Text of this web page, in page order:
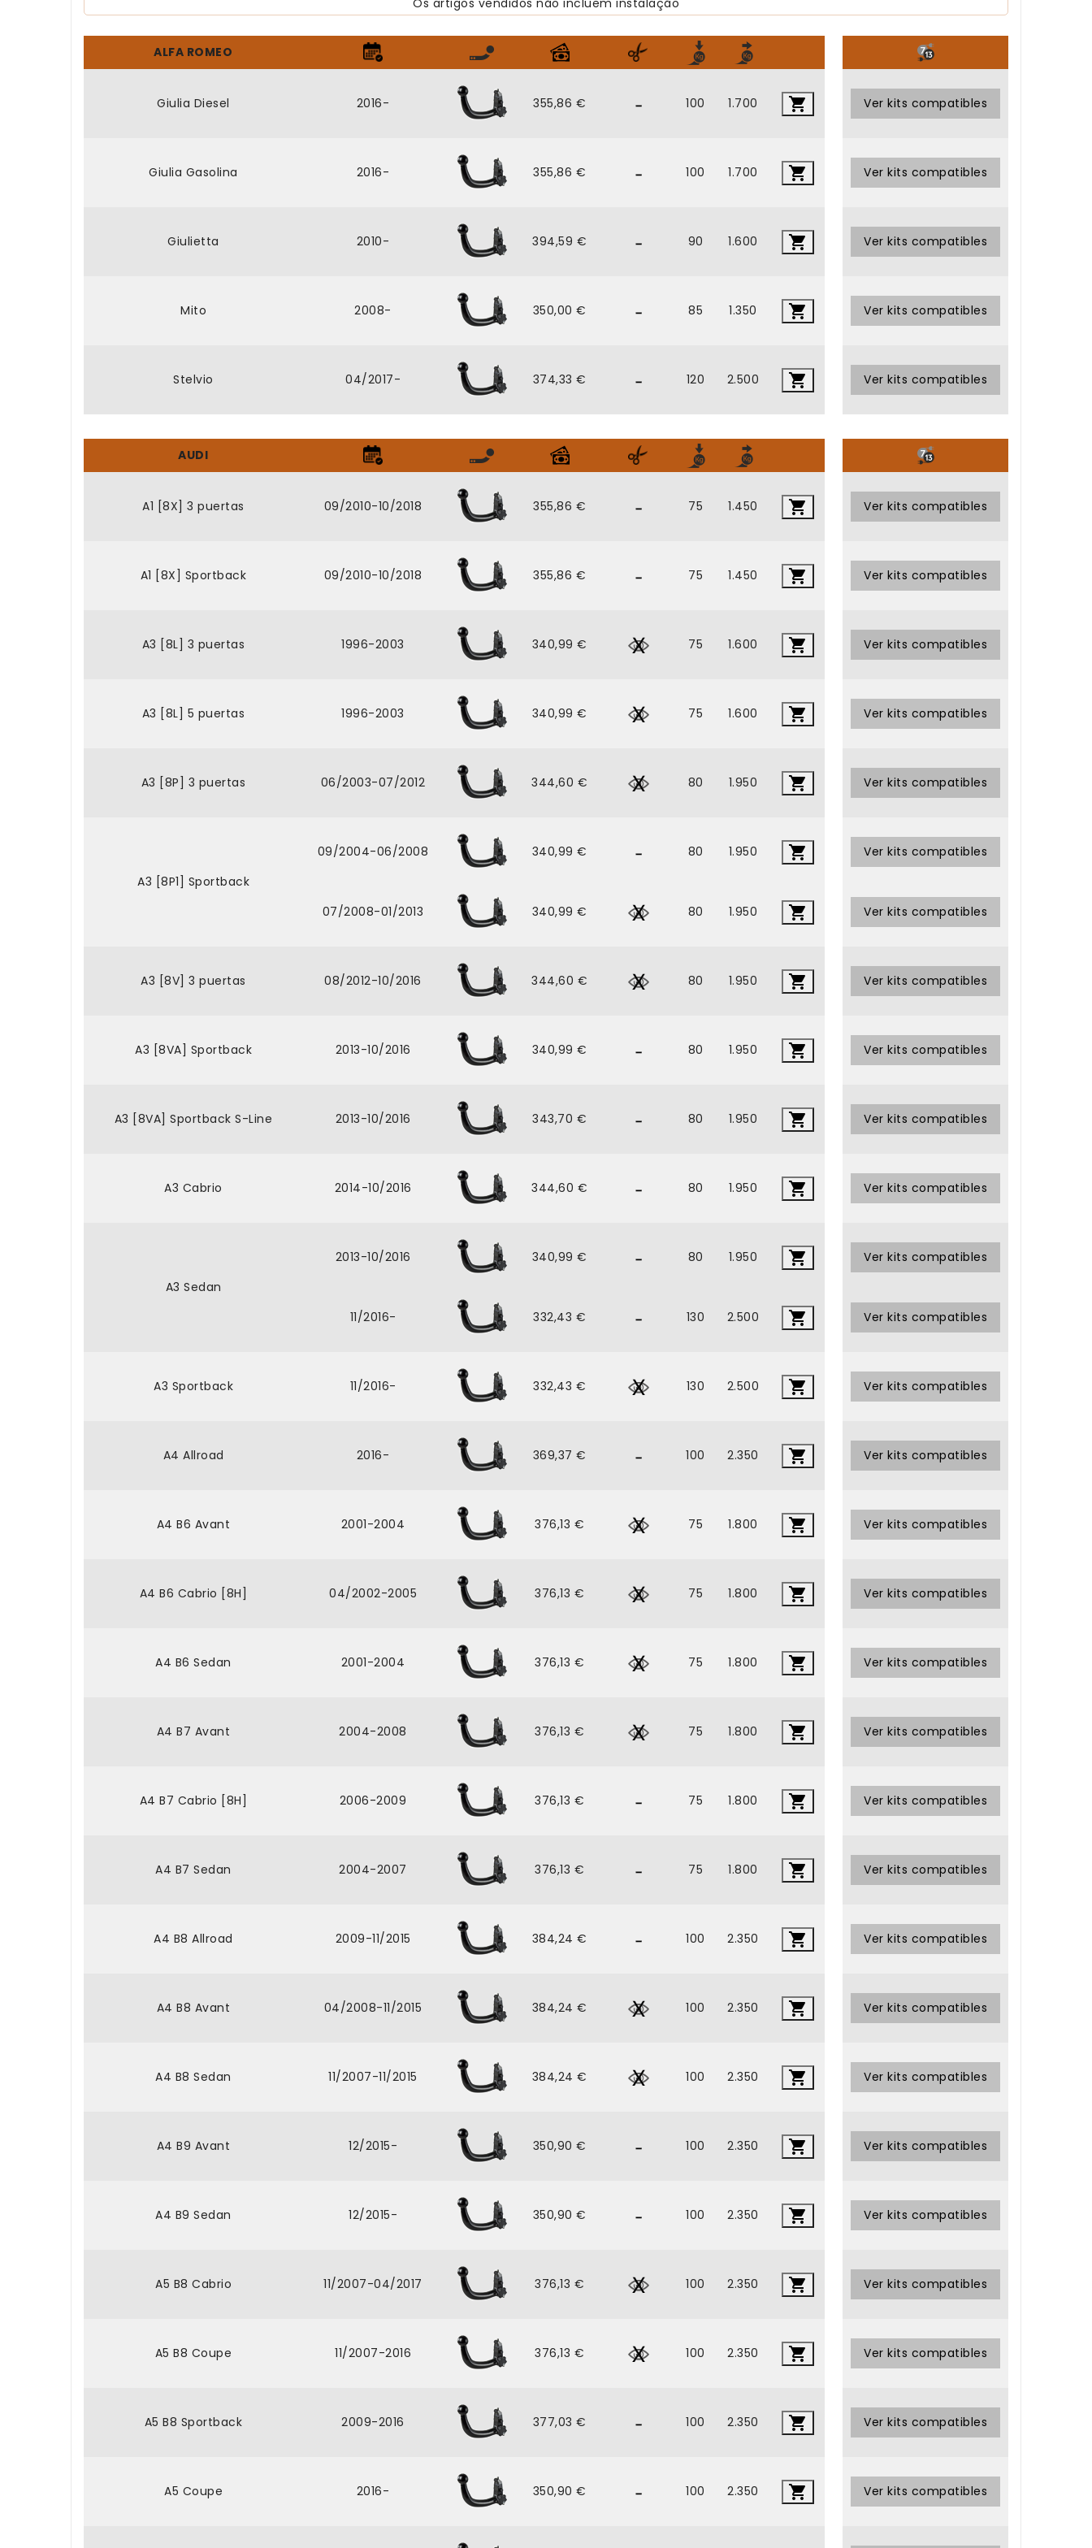
Os artigos vendidos não incluem instalação
ALFA ROMEO
Giulia Diesel 2016- 355,86 € 100 1.700  Ver kits compatibles
Giulia Gasolina 2016- 355,86 € 100 1.700  Ver kits compatibles
Giulietta 2010- 394,59 € 90 1.600  Ver kits compatibles
Mito 2008- 350,00 € 85 1.350  Ver kits compatibles
Stelvio 04/2017- 374,33 € 120 2.500  Ver kits compatibles
AUDI
A1 [8X] 3 puertas 09/2010-10/2018 355,86 € 75 1.450  Ver kits compatibles
A1 [8X] Sportback 09/2010-10/2018 355,86 € 75 1.450  Ver kits compatibles
A3 [8L] 3 puertas 1996-2003 340,99 € 75 1.600  Ver kits compatibles
A3 [8L] 5 puertas 1996-2003 340,99 € 75 1.600  Ver kits compatibles
A3 [8P] 3 puertas 06/2003-07/2012 344,60 € 80 1.950  Ver kits compatibles
A3 [8P1] Sportback
09/2004-06/2008
07/2008-01/2013
340,99 €
340,99 €
80
80
1.950
1.950


Ver kits compatibles
Ver kits compatibles
A3 [8V] 3 puertas 08/2012-10/2016 344,60 € 80 1.950  Ver kits compatibles
A3 [8VA] Sportback 2013-10/2016 340,99 € 80 1.950  Ver kits compatibles
A3 [8VA] Sportback S-Line 2013-10/2016 343,70 € 80 1.950  Ver kits compatibles
A3 Cabrio 2014-10/2016 344,60 € 80 1.950  Ver kits compatibles
A3 Sedan
2013-10/2016
11/2016-
340,99 €
332,43 €
80
130
1.950
2.500


Ver kits compatibles
Ver kits compatibles
A3 Sportback 11/2016- 332,43 € 130 2.500  Ver kits compatibles
A4 Allroad 2016- 369,37 € 100 2.350  Ver kits compatibles
A4 B6 Avant 2001-2004 376,13 € 75 1.800  Ver kits compatibles
A4 B6 Cabrio [8H] 04/2002-2005 376,13 € 75 1.800  Ver kits compatibles
A4 B6 Sedan 2001-2004 376,13 € 75 1.800  Ver kits compatibles
A4 B7 Avant 2004-2008 376,13 € 75 1.800  Ver kits compatibles
A4 B7 Cabrio [8H] 2006-2009 376,13 € 75 1.800  Ver kits compatibles
A4 B7 Sedan 2004-2007 376,13 € 75 1.800  Ver kits compatibles
A4 B8 Allroad 2009-11/2015 384,24 € 100 2.350  Ver kits compatibles
A4 B8 Avant 04/2008-11/2015 384,24 € 100 2.350  Ver kits compatibles
A4 B8 Sedan 11/2007-11/2015 384,24 € 100 2.350  Ver kits compatibles
A4 B9 Avant 12/2015- 350,90 € 100 2.350  Ver kits compatibles
A4 B9 Sedan 12/2015- 350,90 € 100 2.350  Ver kits compatibles
A5 B8 Cabrio 11/2007-04/2017 376,13 € 100 2.350  Ver kits compatibles
A5 B8 Coupe 11/2007-2016 376,13 € 100 2.350  Ver kits compatibles
A5 B8 Sportback 2009-2016 377,03 € 100 2.350  Ver kits compatibles
A5 Coupe 2016- 350,90 € 100 2.350  Ver kits compatibles